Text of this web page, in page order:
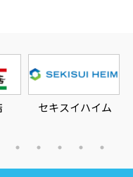
スイハイム 建築